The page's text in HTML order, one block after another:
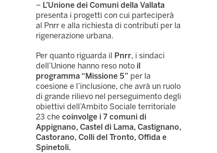
– L’Unione dei Comuni della Vallata
presenta i progetti con cui parteciperà
al Pnrr e alla richiesta di contributi per la
rigenerazione urbana.
Per quanto riguarda il Pnrr, i sindaci
dell’Unione hanno reso noto il
programma “Missione 5” per la
coesione e l’inclusione, che avrà un ruolo
di grande rilievo nel perseguimento degli
obiettivi dell’Ambito Sociale territoriale
23 che coinvolge i 7 comuni di
Appignano, Castel di Lama, Castignano,
Castorano, Colli del Tronto, Offida e
Spinetoli.